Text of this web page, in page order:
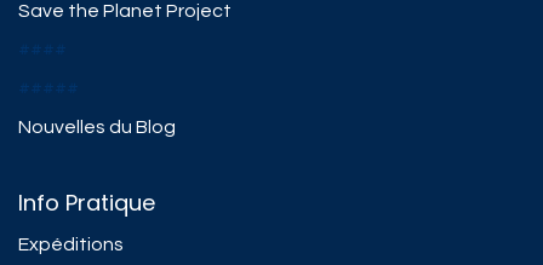
Save the Planet Project
####
#####
Nouvelles du Blog
Info Pratique
Expéditions